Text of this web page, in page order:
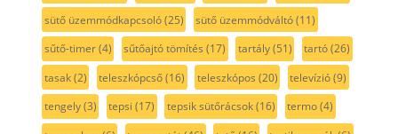
sütő üzemmódkapcsoló(25) sütő üzemmódváltó(11)
sűtő-timer(4) sűtőajtó tömítés (17) tartály(51) tartó(26)
tasak(2) teleszkópcső(16) teleszkópos (20) televízió(9)
tengely(3) tepsi (17) tepsik sütőrácsok(16) termo(4)